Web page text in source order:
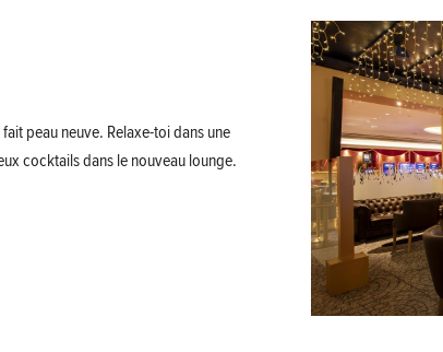
peau neuve. Relaxe-toi dans une
cocktails dans le nouveau lounge.